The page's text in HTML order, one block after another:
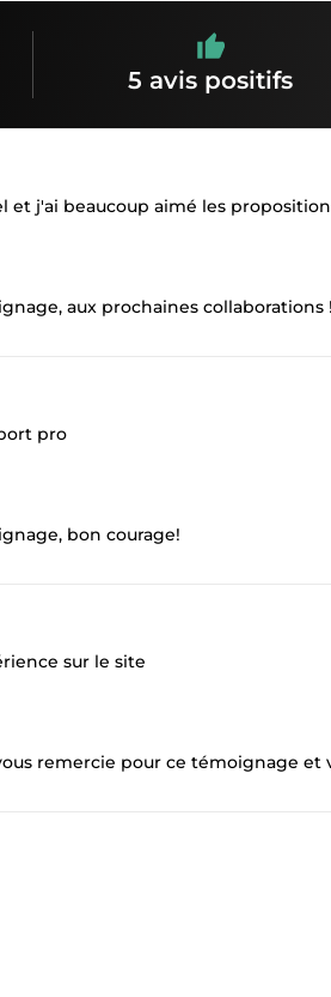
5 avis positifs
et j'ai beaucoup aimé les
aux prochaines collaborations !
pro
bon courage!
sur le site
remercie pour ce témoignage et